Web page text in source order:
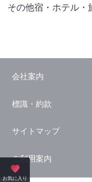
お気に入り
その他宿・ホテル・
国内観光ガイド
旅行・観光情報
会社案内
標識・約款
サイトマップ
ご利用案内